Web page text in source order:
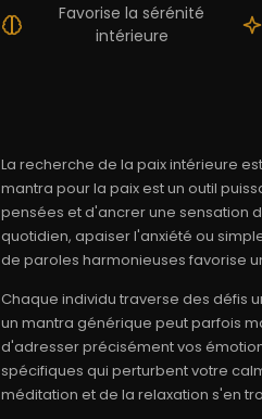
Favorise la sérénité
intérieure
La recherche de la paix intérieure
mantra pour la paix est un outil
pensées et d'ancrer une sensation
quotidien, apaiser l'anxiété ou
de paroles harmonieuses favorise
Chaque individu traverse des défis
un mantra générique peut parfois
d'adresser précisément vos
spécifiques qui perturbent votre
méditation et de la relaxation s'en